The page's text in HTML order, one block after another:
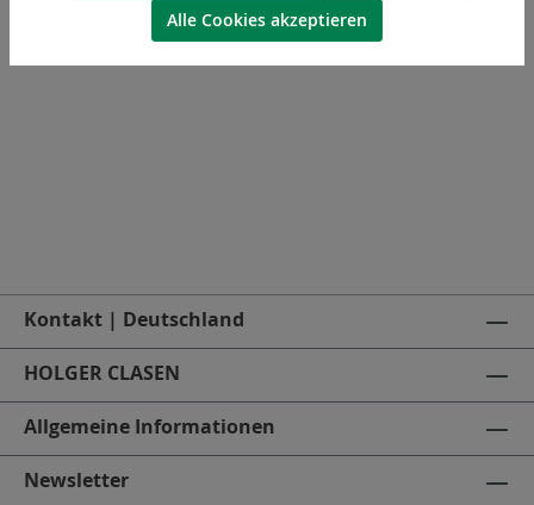
SMT58-S-40
Kontakt | Deutschland
HOLGER CLASEN
Allgemeine Informationen
Newsletter
Alle Cookies akzeptieren